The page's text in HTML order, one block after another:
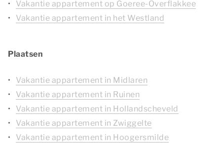
Vakantie appartement op Goeree-Overflakkee
Vakantie appartement in het Westland
Plaatsen
Vakantie appartement in Midlaren
Vakantie appartement in Ruinen
Vakantie appartement in Hollandscheveld
Vakantie appartement in Zwiggelte
Vakantie appartement in Hoogersmilde